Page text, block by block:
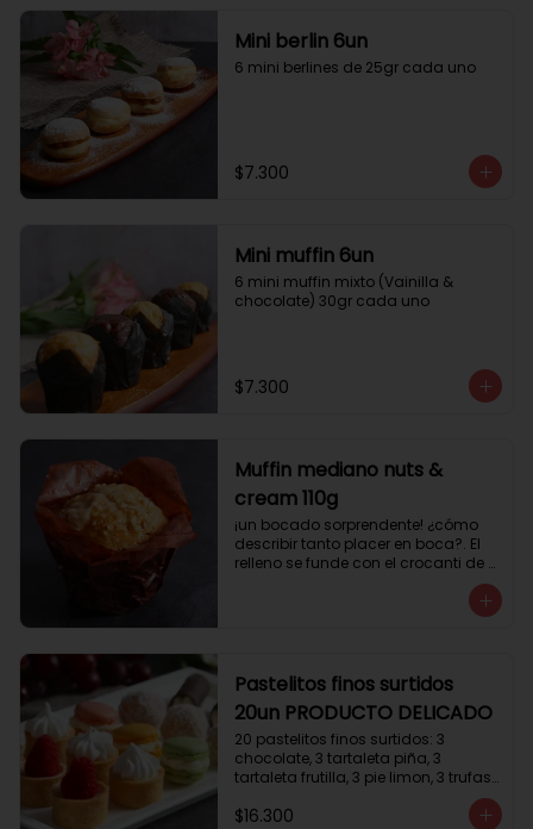
Mini berlin 6un
6 mini berlines de 25gr cada uno
$7.300
Mini muffin 6un
6 mini muffin mixto (Vainilla &
chocolate) 30gr cada uno
$7.300
Muffin mediano nuts &
cream 110g
¡un bocado sorprendente! ¿cómo
describir tanto placer en boca?. El
relleno se funde con el crocanti de
avellanas que potencia su masa
exquisita. Esponjosa masa de color
tostado y sabor vainilla que incluye
Relleno de crema de leche con
avellanas (15%) y decorado con
crocanti de avellanas.
Pastelitos finos surtidos
20un PRODUCTO DELICADO
20 pastelitos finos surtidos: 3
chocolate, 3 tartaleta piña, 3
tartaleta frutilla, 3 pie limon, 3 trufas
crema, 2 macarrones
$16.300